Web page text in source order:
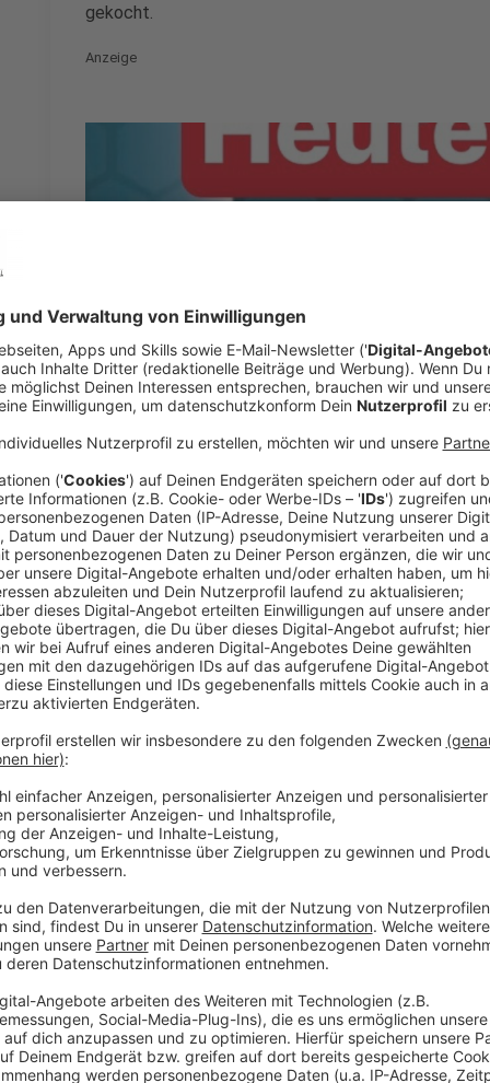
gekocht.
Anzeige